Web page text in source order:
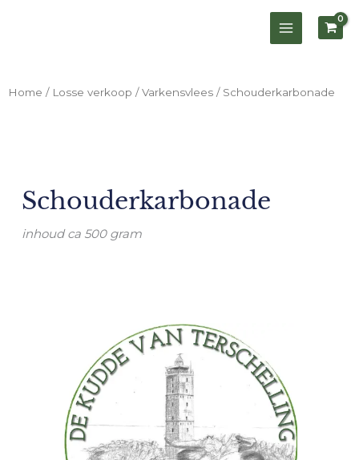
Home / Losse verkoop /Varkensvlees / Schouderkarbonade
Schouderkarbonade
inhoud ca 500 gram